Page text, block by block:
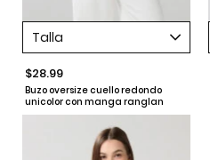
Talla
$28.99
Buzo oversize cuello redondo
unicolor con manga ranglan